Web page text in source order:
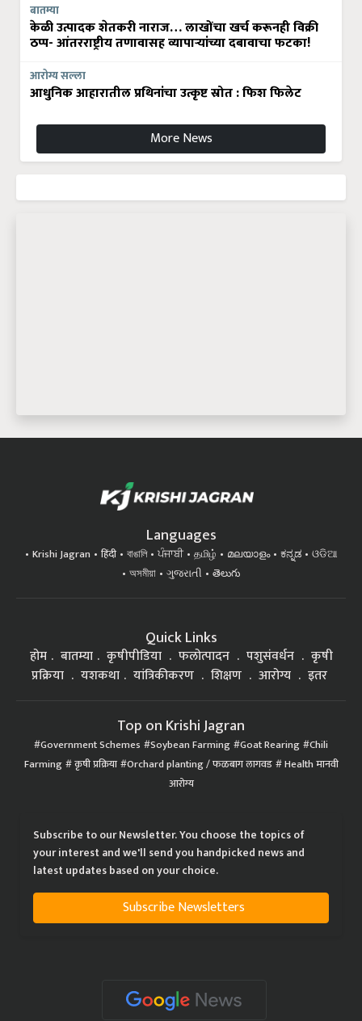
बातम्या
केळी उत्पादक शेतकरी नाराज… लाखोंचा खर्च करूनही विक्री
ठप्प- आंतरराष्ट्रीय तणावासह व्यापाऱ्यांच्या दबावाचा फटका!
आरोग्य सल्ला
आधुनिक आहारातील प्रथिनांचा उत्कृष्ट स्रोत : फिश फिलेट
More News
Languages
Krishi Jagran हिंदी বাঙালি ਪੰਜਾਬੀ தமிழ் മലയാളം ಕನ್ನಡ
ଓଡିଆ
অসমীয়া
ગુજરાતી తెలుగు
Quick Links
होम बातम्या कृषीपीडिया फलोत्पादन पशुसंवर्धन
कृषी
प्रक्रिया
यशकथा यांत्रिकीकरण शिक्षण आरोग्य इतर
Top on Krishi Jagran
Government Schemes Soybean Farming Goat Rearing Chili
Farming कृषी प्रक्रिया Orchard planting / फळबाग लागवड Health मानवी
आरोग्य
Subscribe to our Newsletter. You choose the topics of
your interest and we'll send you handpicked news and
latest updates based on your choice.
Subscribe Newsletters